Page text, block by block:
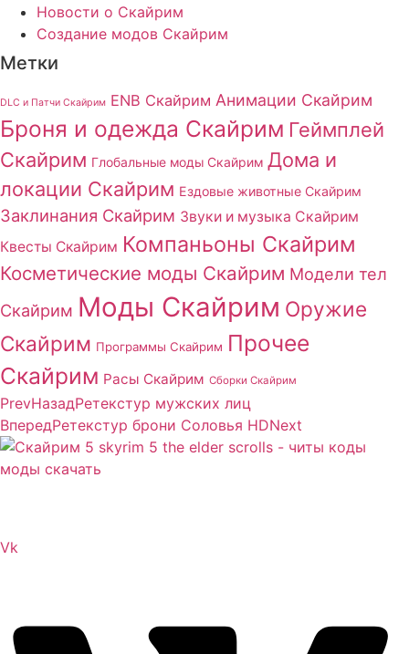
Новости о Скайрим
Создание модов Скайрим
Метки
DLC и Патчи Скайрим ENB Скайрим Анимации Скайрим
Броня и одежда Скайрим Геймплей
Скайрим Глобальные моды Скайрим Дома и
локации Скайрим Ездовые животные Скайрим
Заклинания Скайрим Звуки и музыка Скайрим
Квесты Скайрим Компаньоны Скайрим
Косметические моды Скайрим Модели тел
Скайрим Моды Скайрим Оружие
Скайрим Программы Скайрим Прочее
Скайрим Расы Скайрим Сборки Скайрим
PrevНазадРетекстур мужских лиц
ВпередРетекстур брони Соловья HDNext
Vk